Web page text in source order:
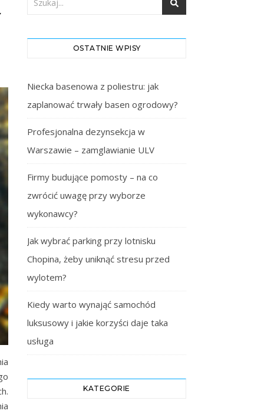
OSTATNIE WPISY
Niecka basenowa z poliestru: jak
zaplanować trwały basen ogrodowy?
Profesjonalna dezynsekcja w
Warszawie – zamglawianie ULV
Firmy budujące pomosty – na co
zwrócić uwagę przy wyborze
wykonawcy?
Jak wybrać parking przy lotnisku
Chopina, żeby uniknąć stresu przed
wylotem?
Kiedy warto wynająć samochód
luksusowy i jakie korzyści daje taka
usługa
KATEGORIE